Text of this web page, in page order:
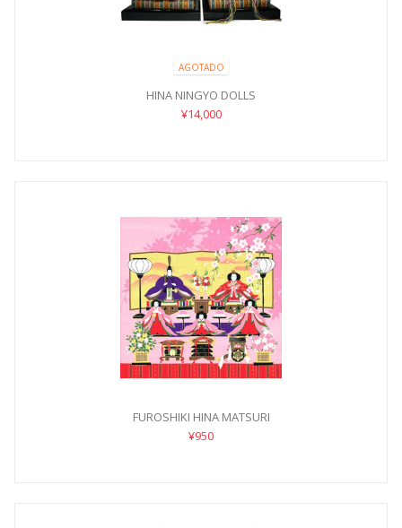
AGOTADO
HINA NINGYO DOLLS
¥14,000
FUROSHIKI HINA MATSURI
¥950